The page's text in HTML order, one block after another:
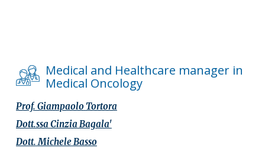
Medical and Healthcare manager in
Medical Oncology
Prof. GiampaoloTortora
Dott.ssa Cinzia Bagala'
Dott. Michele Basso